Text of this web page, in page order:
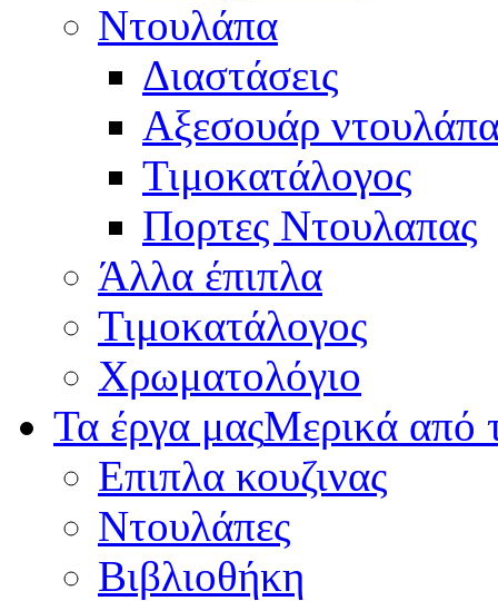
Ντουλάπα
Διαστάσεις
Αξεσουάρ
Τιμοκατάλογος
Πορτες Ντουλαπας
Άλλα έπιπλα
Τιμοκατάλογος
Χρωματολόγιο
Τα έργα μαςΜερικά από
Επιπλα κουζινας
Ντουλάπες
Βιβλιοθήκη